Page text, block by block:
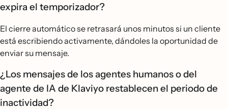
expira el temporizador?
El cierre automático se retrasará unos minutos si un cliente
está escribiendo activamente, dándoles la oportunidad de
enviar su mensaje.
¿Los mensajes de los agentes humanos o del
agente de IA de Klaviyo restablecen el periodo de
inactividad?